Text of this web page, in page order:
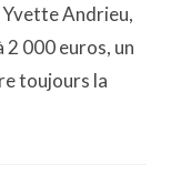
Andrieu,
2 000 euros, un
toujours la